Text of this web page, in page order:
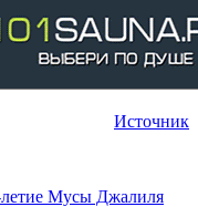
Источник
Мусы Джалиля